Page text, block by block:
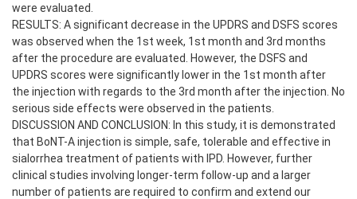
were evaluated.
RESULTS: A significant decrease in the UPDRS and DSFS scores
was observed when the 1st week, 1st month and 3rd months
after the procedure are evaluated. However, the DSFS and
UPDRS scores were significantly lower in the 1st month after
the injection with regards to the 3rd month after the injection. No
serious side effects were observed in the patients.
DISCUSSION AND CONCLUSION: In this study, it is demonstrated
that BoNT-A injection is simple, safe, tolerable and effective in
sialorrhea treatment of patients with IPD. However, further
clinical studies involving longer-term follow-up and a larger
number of patients are required to confirm and extend our